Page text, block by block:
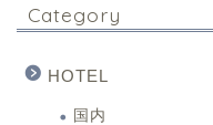
Category
HOTEL
国内